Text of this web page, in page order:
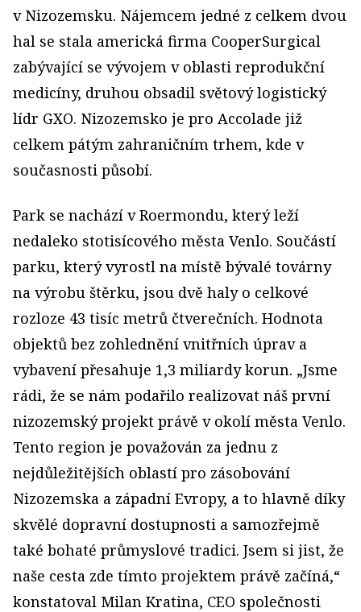
v Nizozemsku. Nájemcem jedné z celkem dvou
hal se stala americká firma CooperSurgical
zabývající se vývojem v oblasti reprodukční
medicíny, druhou obsadil světový logistický
lídr GXO. Nizozemsko je pro Accolade již
celkem pátým zahraničním trhem, kde v
současnosti působí.
Park se nachází v Roermondu, který leží
nedaleko stotisícového města Venlo. Součástí
parku, který vyrostl na místě bývalé továrny
na výrobu štěrku, jsou dvě haly o celkové
rozloze 43 tisíc metrů čtverečních. Hodnota
objektů bez zohlednění vnitřních úprav a
vybavení přesahuje 1,3 miliardy korun. „Jsme
rádi, že se nám podařilo realizovat náš první
nizozemský projekt právě v okolí města Venlo.
Tento region je považován za jednu z
nejdůležitějších oblastí pro zásobování
Nizozemska a západní Evropy, a to hlavně díky
skvělé dopravní dostupnosti a samozřejmě
také bohaté průmyslové tradici. Jsem si jist, že
naše cesta zde tímto projektem právě začíná,“
konstatoval Milan Kratina, CEO společnosti